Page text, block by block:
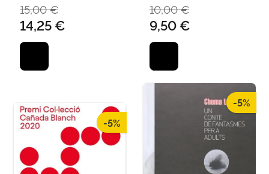
15,00 €
14,25 €
10,00 €
9,50 €
-5%
-5%